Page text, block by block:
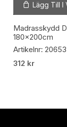
Lägg Till I
Madrasskydd
180x200cm
Artikelnr: 20653
312 kr